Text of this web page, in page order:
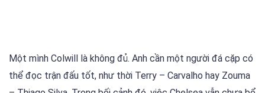
Một mình Colwill là không đủ. Anh cần một người đá cặp có
thể đọc trận đấu tốt, như thời Terry – Carvalho hay Zouma